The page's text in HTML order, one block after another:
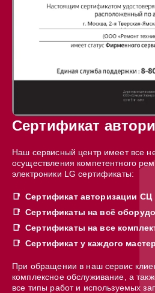
Сертификат
Наш сервисный центр имеет все
осуществления компетентного
электроники LG сертификаты:
Сертификат авторизации СЦ
Сертификаты на всё
Сертификаты на все
Сертификат у каждого
При обращении в наш сервис
комплексное обслуживание, а
все типы работ и используемых